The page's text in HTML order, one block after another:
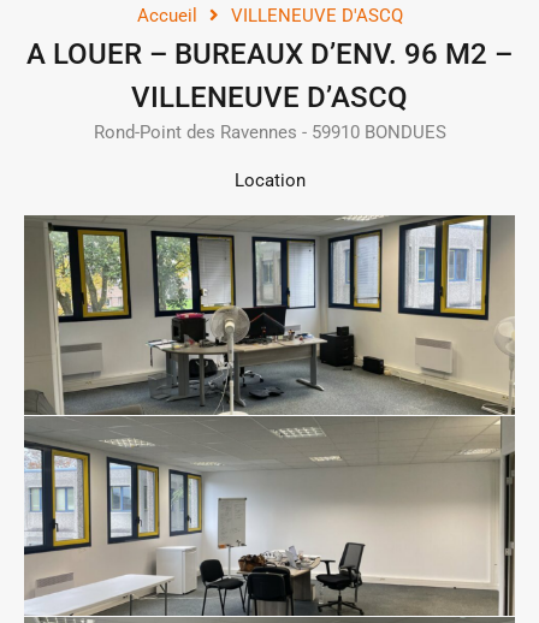
Accueil VILLENEUVE D'ASCQ
A LOUER – BUREAUX D’ENV. 96 M2 –
VILLENEUVE D’ASCQ
Rond-Point des Ravennes - 59910 BONDUES
Location